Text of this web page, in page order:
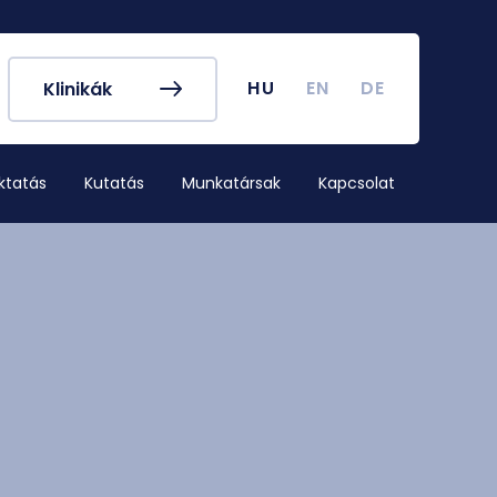
Klinikák HU EN DE
Kutatás Munkatársak Kapcsolat
Tanulmányi naptár